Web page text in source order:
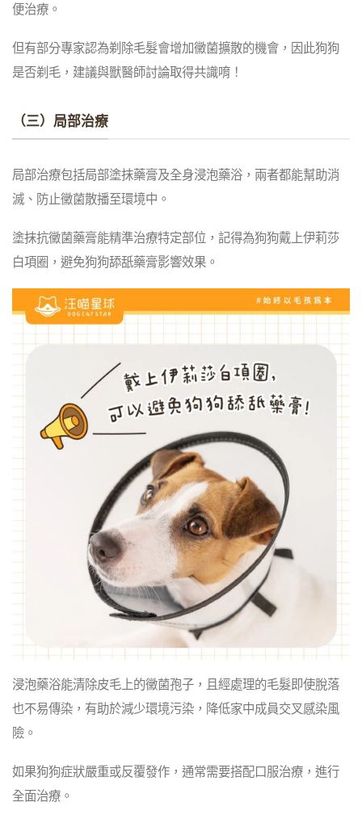
便治療。
但有部分專家認為剃除毛髮會增加黴菌擴散的機會，因此狗狗
是否剃毛，建議與獸醫師討論取得共識唷！
（三）局部治療
局部治療包括局部塗抹藥膏及全身浸泡藥浴，兩者都能幫助消
滅、防止黴菌散播至環境中。
塗抹抗黴菌藥膏能精準治療特定部位，記得為狗狗戴上伊莉莎
白項圈，避免狗狗舔舐藥膏影響效果。
浸泡藥浴能清除皮毛上的黴菌孢子，且經處理的毛髮即使脫落
也不易傳染，有助於減少環境污染，降低家中成員交叉感染風
險。
如果狗狗症狀嚴重或反覆發作，通常需要搭配口服治療，進行
全面治療。